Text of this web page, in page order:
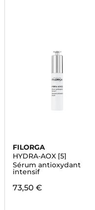
FILORGA
HYDRA-AOX [5]
Sérum antioxydant
intensif
73,50 €